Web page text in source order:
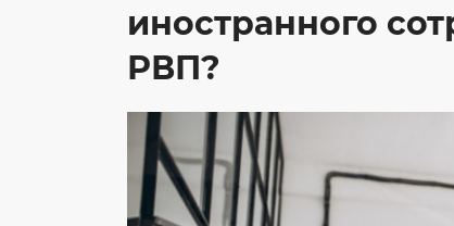
иностранного
РВП?